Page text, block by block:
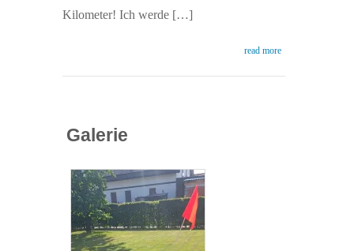
Kilometer! Ich werde […]
read more
Galerie